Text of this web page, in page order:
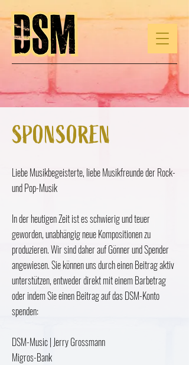
SPONSOREN
Liebe Musikbegeisterte, liebe Musikfreunde der Rock-
und Pop-Musik
In der heutigen Zeit ist es schwierig und teuer
geworden, unabhängig neue Kompositionen zu
produzieren. Wir sind daher auf Gönner und Spender
angewiesen. Sie können uns durch einen Beitrag aktiv
unterstützen, entweder direkt mit einem Barbetrag
oder indem Sie einen Beitrag auf das DSM-Konto
spenden:
DSM-Music | Jerry Grossmann
Migros-Bank